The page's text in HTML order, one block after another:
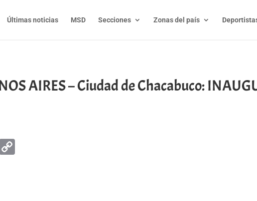
Últimas noticias MSD Secciones Zonas del país
AIRES – Ciudad de Chacabuco:
Email